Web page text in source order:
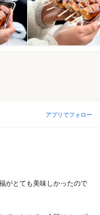
アプリでフォロー
がとても美味しかったので